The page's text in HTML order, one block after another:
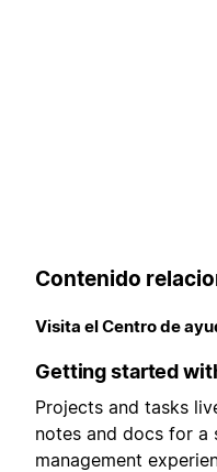
Contenido
Visita el Centro de
Getting started
Projects and tasks
notes and docs for a
management